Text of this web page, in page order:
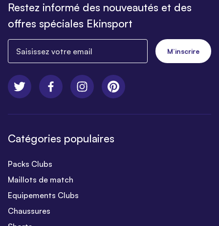
Restez informé des nouveautés et des
offres spéciales Ekinsport
M’inscrire
Catégories populaires
Packs Clubs
Maillots de match
Equipements Clubs
Chaussures